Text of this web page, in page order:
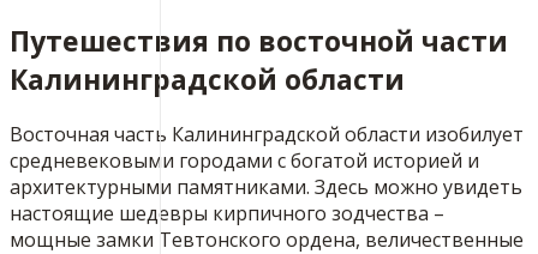
Путешествия по восточной части
Калининградской области
Восточная часть Калининградской области изобилует
средневековыми городами с богатой историей и
архитектурными памятниками. Здесь можно увидеть
настоящие шедевры кирпичного зодчества –
мощные замки Тевтонского ордена, величественные